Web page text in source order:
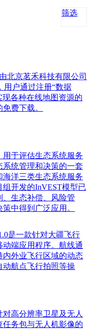
筛选
北京茗禾科技有限公司
用户通过注册“数据
现各种在线地图资源的
费下载。
于评估生态系统服务
统管理和决策的一套
洋三类生态系统服务
开发的InVEST模型已
、生态补偿、风险管
中得到广泛应用。
是一款针对大疆飞行
端应用程序。航线通
外业飞行区域的动态
动航点飞行拍照等操
高分辨率卫星及无人
务包与无人机影像的